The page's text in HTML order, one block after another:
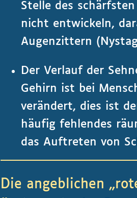
Stelle des
nicht entwickeln,
Augenzittern
Der Verlauf der
Gehirn ist bei
verändert, dies ist
häufig fehlendes
das Auftreten von
Die angeblichen